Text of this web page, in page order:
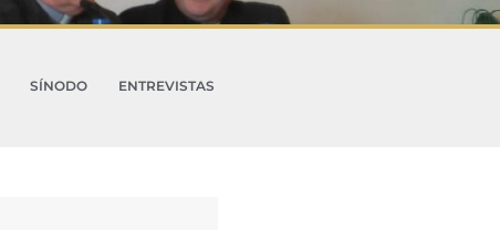
SÍNODO
ENTREVISTAS